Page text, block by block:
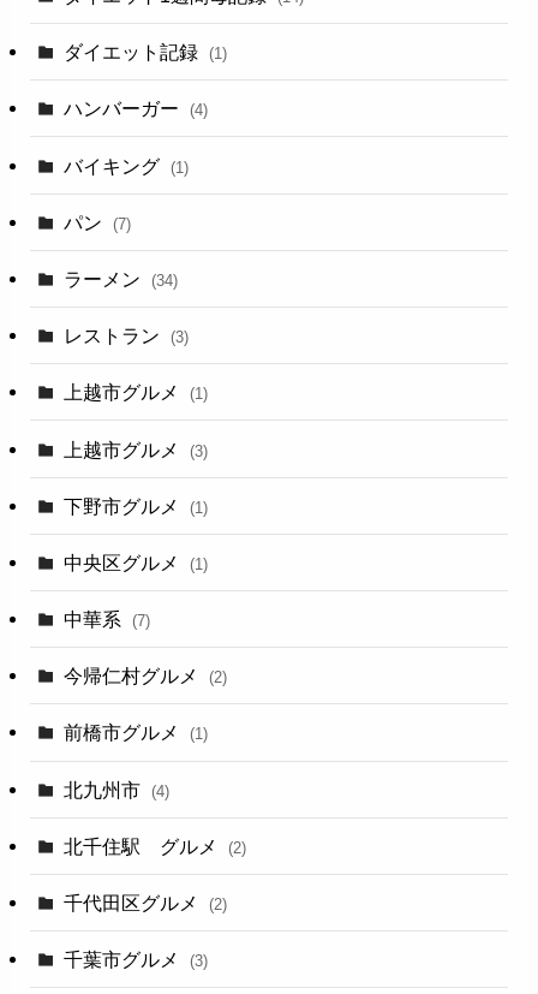
ダイエット記録 (1)
ハンバーガー (4)
バイキング (1)
パン (7)
ラーメン (34)
レストラン (3)
上越市グルメ (1)
上越市グルメ (3)
下野市グルメ (1)
中央区グルメ (1)
中華系 (7)
今帰仁村グルメ (2)
前橋市グルメ (1)
北九州市 (4)
北千住駅 グルメ (2)
千代田区グルメ (2)
千葉市グルメ (3)